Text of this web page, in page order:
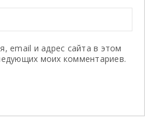
email и адрес сайта в этом
моих комментариев.